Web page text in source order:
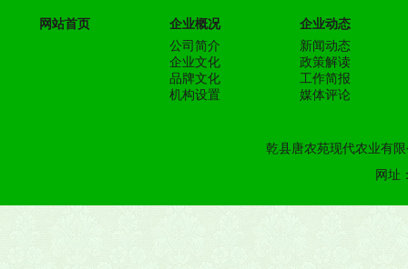
网站首页 企业概况
企业动态
公司简介
企业文化
品牌文化
机构设置
新闻动态
政策解读
工作简报
媒体评论
乾县唐农苑现代农业有
网址